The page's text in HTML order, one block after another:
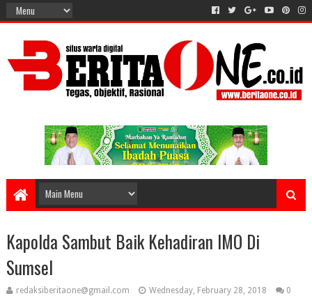
Kapolda Sambut Baik Kehadiran IMO Di
Sumsel
redaksiberitaone@gmail.com Wednesday, February 28, 2018 0